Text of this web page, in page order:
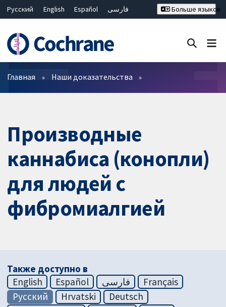
Русский English Español
فارسی
Bahasa Malaysia
ไทย
繁體中文
简体中文
Больше языков
Фильтры
Главная Наши доказательства
Производные
каннабиса (конопли)
для людей с
фибромиалгией
Также доступно в
English
Español فارسی
Français
Русский
Hrvatski
Deutsch